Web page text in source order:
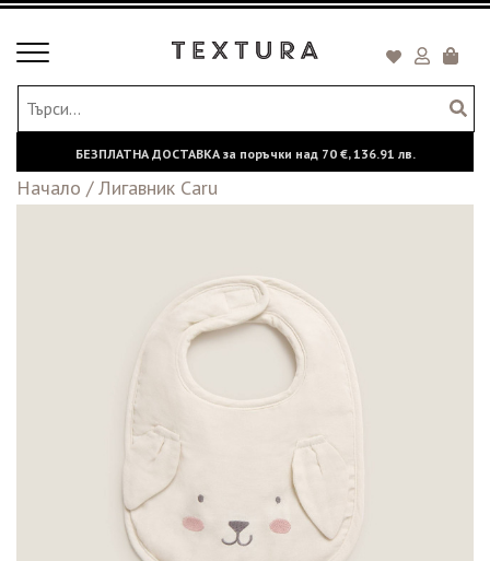
Toggle
БЕЗПЛАТНА ДОСТАВКА за поръчки над 70 €,136.91 лв.
Начало /Лигавник Caru